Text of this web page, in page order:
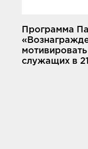
Программа
служащих в